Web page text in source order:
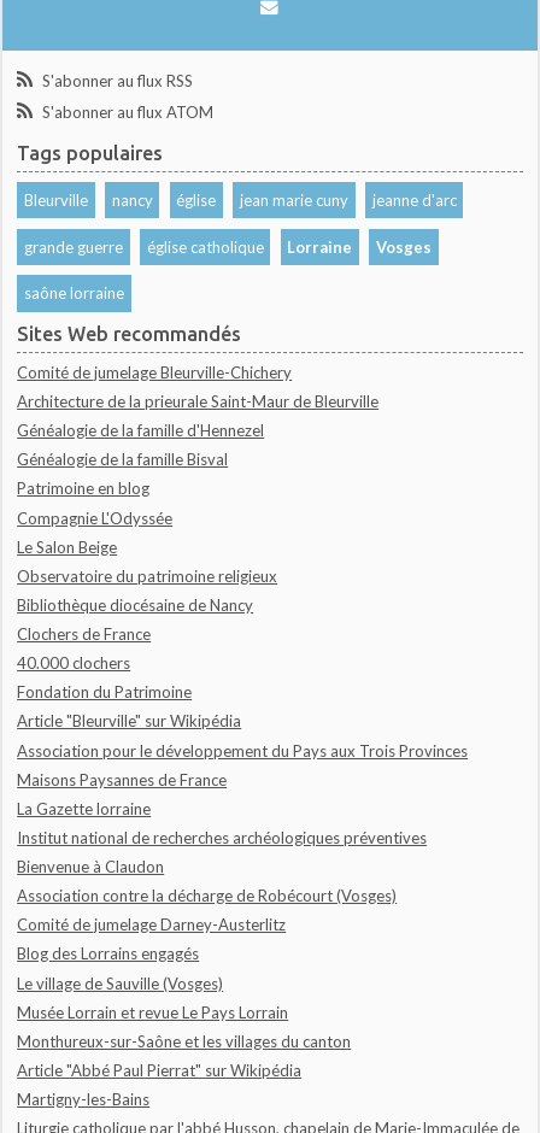
S'abonner au flux RSS
S'abonner au flux ATOM
Tags populaires
Bleurville nancy église jean marie cuny jeanne d'arc
grande guerre église catholique Lorraine Vosges
saône lorraine
Sites Web recommandés
Comité de jumelage Bleurville-Chichery
Architecture de la prieurale Saint-Maur de Bleurville
Généalogie de la famille d'Hennezel
Généalogie de la famille Bisval
Patrimoine en blog
Compagnie L'Odyssée
Le Salon Beige
Observatoire du patrimoine religieux
Bibliothèque diocésaine de Nancy
Clochers de France
40.000 clochers
Fondation du Patrimoine
Article "Bleurville" sur Wikipédia
Association pour le développement du Pays aux Trois Provinces
Maisons Paysannes de France
La Gazette lorraine
Institut national de recherches archéologiques préventives
Bienvenue à Claudon
Association contre la décharge de Robécourt (Vosges)
Comité de jumelage Darney-Austerlitz
Blog des Lorrains engagés
Le village de Sauville (Vosges)
Musée Lorrain et revue Le Pays Lorrain
Monthureux-sur-Saône et les villages du canton
Article "Abbé Paul Pierrat" sur Wikipédia
Martigny-les-Bains
Liturgie catholique par l'abbé Husson, chapelain de Marie-Immaculée de